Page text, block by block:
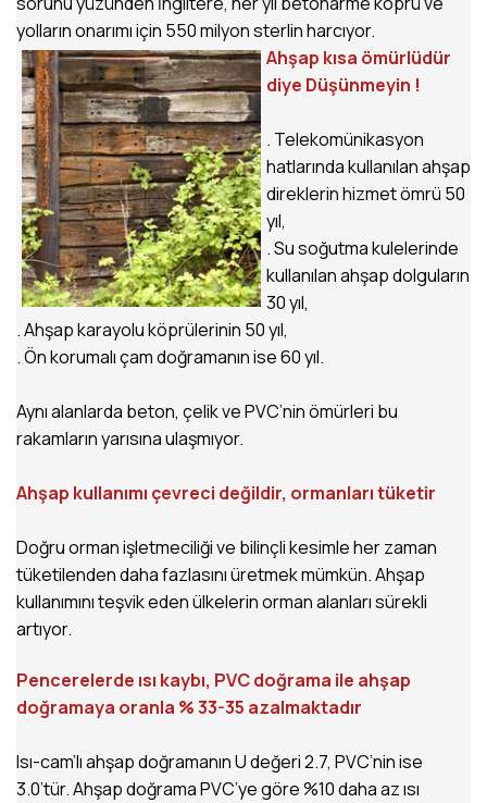
yolların onarımı için 550 milyon sterlin harcıyor.
Ahşap kısa ömürlüdür
diye Düşünmeyin !
. Telekomünikasyon
hatlarında kullanılan ahşap
direklerin hizmet ömrü 50
yıl,
. Su soğutma kulelerinde
kullanılan ahşap dolguların
30 yıl,
. Ahşap karayolu köprülerinin 50 yıl,
. Ön korumalı çam doğramanın ise 60 yıl.
Aynı alanlarda beton, çelik ve PVC’nin ömürleri bu
rakamların yarısına ulaşmıyor.
Ahşap kullanımı çevreci değildir, ormanları tüketir
Doğru orman işletmeciliği ve bilinçli kesimle her zaman
tüketilenden daha fazlasını üretmek mümkün. Ahşap
kullanımını teşvik eden ülkelerin orman alanları sürekli
artıyor.
Pencerelerde ısı kaybı, PVC doğrama ile ahşap
doğramaya oranla % 33-35 azalmaktadır
Isı-cam’lı ahşap doğramanın U değeri 2.7, PVC’nin ise
3.0’tür. Ahşap doğrama PVC’ye göre %10 daha az ısı